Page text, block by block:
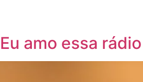
amo essa rádio